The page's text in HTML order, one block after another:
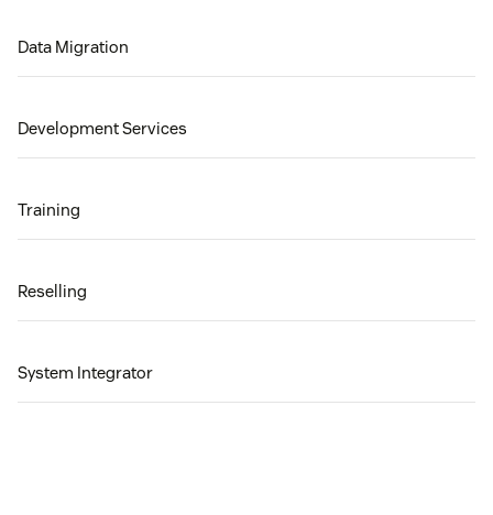
Data Migration
Development Services
Training
Reselling
System Integrator